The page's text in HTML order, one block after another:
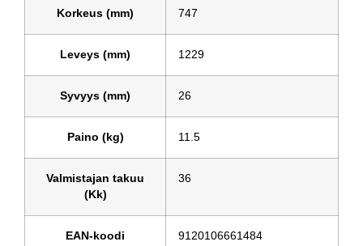
Korkeus (mm) 747
Leveys (mm) 1229
Syvyys (mm) 26
Paino (kg) 11.5
Valmistajan takuu
(Kk)
36
EAN-koodi 9120106661484